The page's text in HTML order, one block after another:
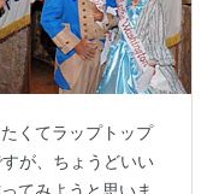
くてラップトップ
が、ちょうどいい